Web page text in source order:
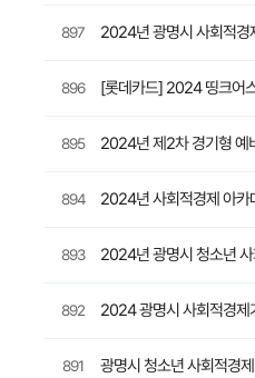
897 2024년 광명시 사회적경
896 [롯데카드] 2024 띵크어
895 2024년 제2차 경기형 예
894 2024년 사회적경제 아카
893 2024년 광명시 청소년
892 2024 광명시 사회적경제
891 광명시 청소년 사회적경